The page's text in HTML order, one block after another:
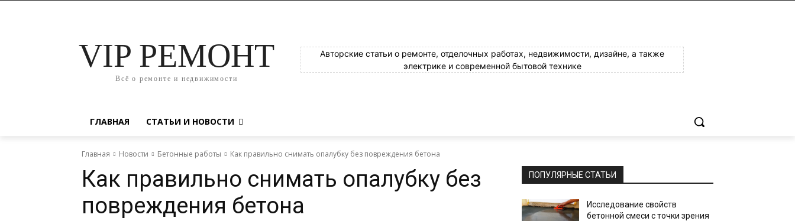
VIP РЕМОНТ
Всё о ремонте и недвижимости
Авторские статьи о ремонте, отделочных работах, недвижимости, дизайне, а также
электрике и современной бытовой технике
ГЛАВНАЯ СТАТЬИ И НОВОСТИ
Главная Новости Бетонные работы Как правильно снимать опалубку без повреждения бетона
Как правильно снимать опалубку без
повреждения бетона
ПОПУЛЯРНЫЕ СТАТЬИ
Исследование свойств
бетонной смеси с точки зрения